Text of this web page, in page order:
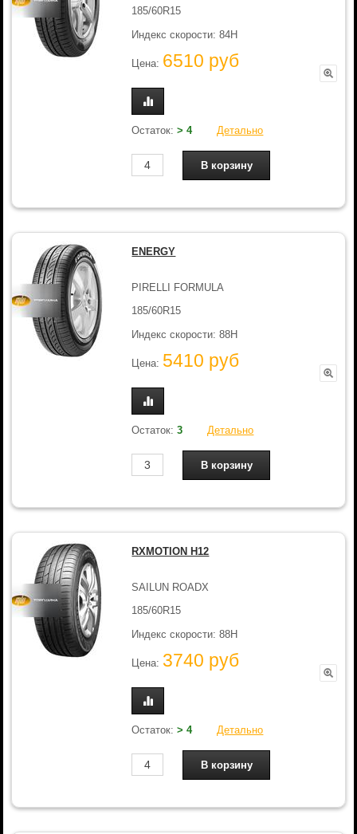
185/60R15
Индекс скорости: 84H
Цена: 6510 руб
Остаток:> 4 Детально
ENERGY
PIRELLI FORMULA
185/60R15
Индекс скорости: 88H
Цена: 5410 руб
Остаток:3 Детально
RXMOTION H12
SAILUN ROADX
185/60R15
Индекс скорости: 88H
Цена: 3740 руб
Остаток:> 4 Детально